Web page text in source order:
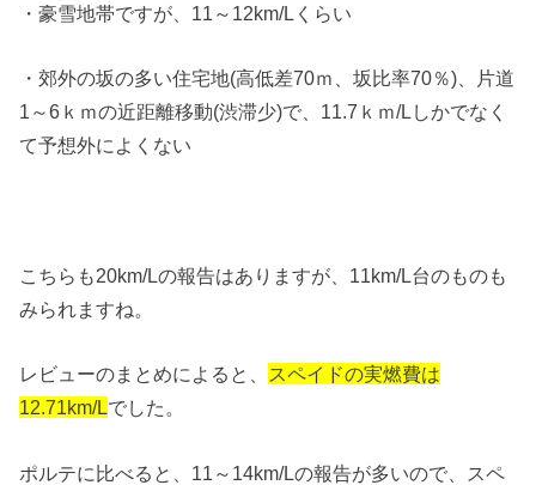
・豪雪地帯ですが、11～12km/Lくらい
・郊外の坂の多い住宅地(高低差70ｍ、坂比率70％)、片道
1～6ｋｍの近距離移動(渋滞少)で、11.7ｋｍ/Lしかでなく
て予想外によくない
こちらも20km/Lの報告はありますが、11km/L台のものも
みられますね。
レビューのまとめによると、 スペイドの実燃費は
12.71km/Lでした。
ポルテに比べると、11～14km/Lの報告が多いので、スペ